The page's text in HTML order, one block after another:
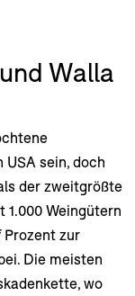
Walla
sein, doch
der zweitgrößte
Weingütern
zur
Die meisten
wo